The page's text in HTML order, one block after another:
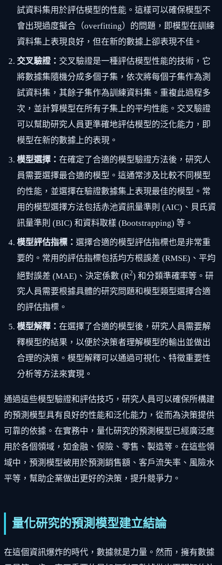
試資料集用於評估模型的性能。這樣可以確保模型不
會出現過度擬合（overfitting）的問題，即模型在訓練
資料集上表現良好，但在新的數據上卻表現不佳。
交叉驗證： 交叉驗證是一種評估模型性能的技術，它
將數據集隨機分成多個子集，依次將每個子集作為測
試資料集，其餘子集作為訓練資料集。重複此過程多
次，並計算模型在所有子集上的平均性能。交叉驗證
可以幫助研究人員更準確地評估模型的泛化能力，即
模型在新的數據上的表現。
模型選擇： 在確定了合適的模型驗證方法後，研究人
員需要選擇最合適的模型。這通常涉及比較不同模型
的性能，並選擇在驗證數據集上表現最佳的模型。常
用的模型選擇方法包括赤池資訊量準則 (AIC)、貝氏資
訊量準則 (BIC) 和資料取樣 (Bootstrapping) 等。
模型評估指標： 選擇合適的模型評估指標也是非常重
要的。常用的評估指標包括均方根誤差 (RMSE)、平均
絕對誤差 (MAE)、決定係數 (R2) 和分類準確率等。研
究人員需要根據具體的研究問題和模型類型選擇合適
的評估指標。
模型解釋： 在選擇了合適的模型後，研究人員需要解
釋模型的結果，以便於決策者理解模型的輸出並做出
合理的決策。模型解釋可以通過可視化、特徵重要性
分析等方法來實現。
通過這些模型驗證和評估技巧，研究人員可以確保所構建
的預測模型具有良好的性能和泛化能力，從而為決策提供
可靠的依據。在實務中，量化研究的預測模型已經廣泛應
用於各個領域，如金融、保險、零售、製造等。在這些領
域中，預測模型被用於預測銷售額、客戶流失率、風險水
平等，幫助企業做出更好的決策，提升競爭力。
量化研究的預測模型建立結論
在這個資訊爆炸的時代，數據就是力量。然而，擁有數據